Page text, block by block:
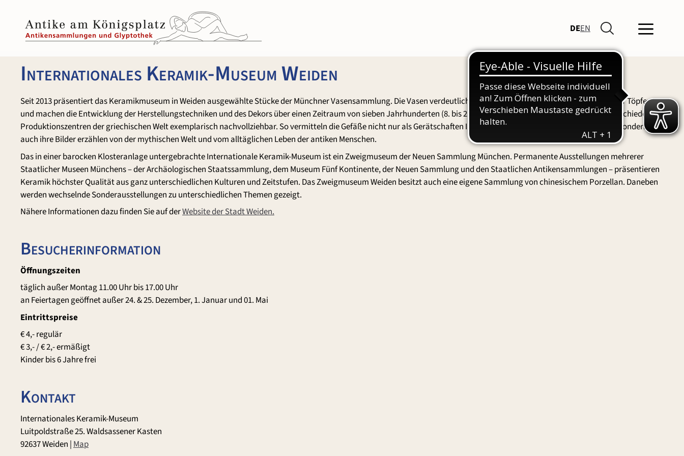
springen
DEEN
Internationales Keramik-Museum Weiden
Seit 2013 präsentiert das Keramikmuseum in Weiden ausgewählte Stücke der Münchner Vasensammlung. Die Vasen verdeutlichen das große Formenrepertoire griechischer Töpfer
und machen die Entwicklung der Herstellungstechniken und des Dekors über einen Zeitraum von sieben Jahrhunderten (8. bis 2. Jahrhundert vor Christus) und aus den verschiedenen
Produktionszentren der griechischen Welt exemplarisch nachvollziehbar. So vermitteln die Gefäße nicht nur als Gerätschaften Informationen über das Leben im Altertum, sondern
auch ihre Bilder erzählen von der mythischen Welt und vom alltäglichen Leben der antiken Menschen.
Das in einer barocken Klosteranlage untergebrachte Internationale Keramik-Museum ist ein Zweigmuseum der Neuen Sammlung München. Permanente Ausstellungen mehrerer
Staatlicher Museen Münchens – der Archäologischen Staatssammlung, dem Museum Fünf Kontinente, der Neuen Sammlung und den Staatlichen Antikensammlungen – präsentieren
Keramik höchster Qualität aus ganz unterschiedlichen Kulturen und Zeitstufen. Das Zweigmuseum Weiden besitzt auch eine eigene Sammlung von chinesischem Porzellan. Daneben
werden wechselnde Sonderausstellungen zu unterschiedlichen Themen gezeigt.
Nähere Informationen dazu finden Sie auf derWebsite der Stadt Weiden.
Besucherinformation
Öffnungszeiten
täglich außer Montag 11.00 Uhr bis 17.00 Uhr
an Feiertagen geöffnet außer 24. & 25. Dezember, 1. Januar und 01. Mai
Eintrittspreise
€ 4,- regulär
€ 3,- / € 2,- ermäßigt
Kinder bis 6 Jahre frei
Kontakt
Internationales Keramik-Museum
Luitpoldstraße 25. Waldsassener Kasten
92637 Weiden | Map